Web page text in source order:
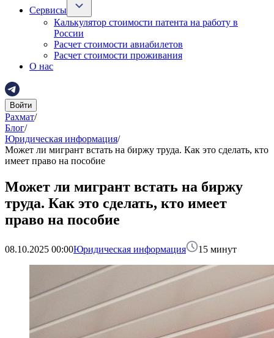
Сервисы
Калькулятор стоимости патента на работу в
России
Расчет стоимости авиабилетов
Расчет стоимости проживания
О нас
Войти
Рахмат/
Блог/
Юридическая информация/
Может ли мигрант встать на биржу труда. Как это сделать, кто
имеет право на пособие
Может ли мигрант встать на биржу
труда. Как это сделать, кто имеет
право на пособие
08.10.2025 00:00Юридическая информация 15 минут